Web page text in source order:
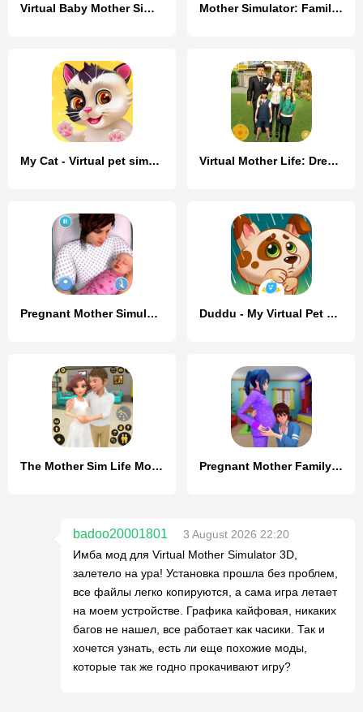
Virtual Baby Mother Simulator Mother Simulator: Family life
My Cat - Virtual pet simulator Virtual Mother Life: Dream Mom
Pregnant Mother Simulator Game Duddu - My Virtual Pet Dog
The Mother Sim Life Mom Games Pregnant Mother Family Life
badoo20001801
3 August 2026 22:20
Имба мод для Virtual Mother Simulator 3D,
залетело на ура! Установка прошла без проблем,
все файлы легко копируются, а сама игра летает
на моем устройстве. Графика кайфовая, никаких
багов не нашел, все работает как часики. Так и
хочется узнать, есть ли еще похожие моды,
которые так же годно прокачивают игру?